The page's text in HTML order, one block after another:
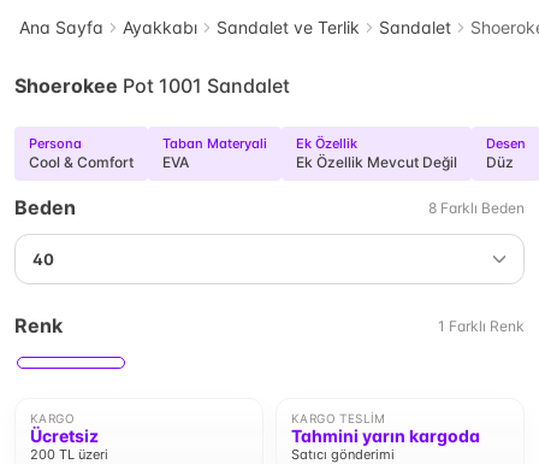
Ana Sayfa Ayakkabı Sandalet ve Terlik Sandalet
Shoerokee Pot 1001 Sandalet
Persona
Cool & Comfort
Taban Materyali
EVA
Ek Özellik
Ek Özellik Mevcut Değil
Desen
Düz
Beden 8 Farklı Beden
40
Renk 1 Farklı Renk
KARGO
Ücretsiz
200 TL üzeri
KARGO TESLIM
Tahmini yarın kargoda
Satıcı gönderimi